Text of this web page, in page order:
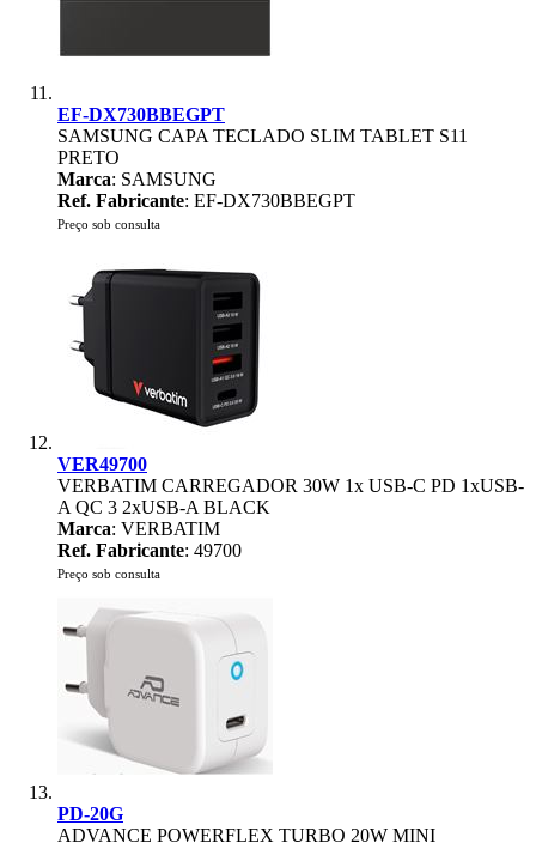
EF-DX730BBEGPT
SAMSUNG CAPA TECLADO SLIM TABLET S11
PRETO
Marca: SAMSUNG
Ref. Fabricante: EF-DX730BBEGPT
Preço sob consulta
VER49700
VERBATIM CARREGADOR 30W 1x USB-C PD 1xUSB-
A QC 3 2xUSB-A BLACK
Marca: VERBATIM
Ref. Fabricante: 49700
Preço sob consulta
PD-20G
ADVANCE POWERFLEX TURBO 20W MINI